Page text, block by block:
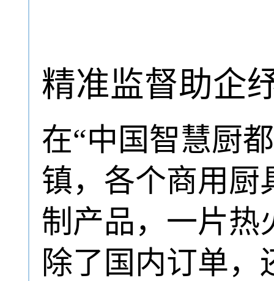
精准监督助企
在“中国智慧厨
镇，各个商用厨
制产品，一片热
除了国内订单，